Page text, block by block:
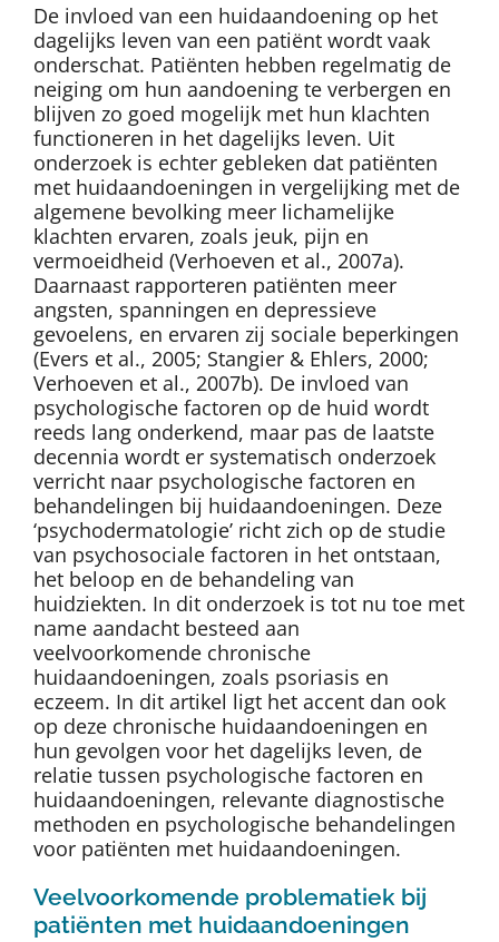
De invloed van een huidaandoening op het
dagelijks leven van een patiënt wordt vaak
onderschat. Patiënten hebben regelmatig de
neiging om hun aandoening te verbergen en
blijven zo goed mogelijk met hun klachten
functioneren in het dagelijks leven. Uit
onderzoek is echter gebleken dat patiënten
met huidaandoeningen in vergelijking met de
algemene bevolking meer lichamelijke
klachten ervaren, zoals jeuk, pijn en
vermoeidheid (Verhoeven et al., 2007a).
Daarnaast rapporteren patiënten meer
angsten, spanningen en depressieve
gevoelens, en ervaren zij sociale beperkingen
(Evers et al., 2005; Stangier & Ehlers, 2000;
Verhoeven et al., 2007b). De invloed van
psychologische factoren op de huid wordt
reeds lang onderkend, maar pas de laatste
decennia wordt er systematisch onderzoek
verricht naar psychologische factoren en
behandelingen bij huidaandoeningen. Deze
‘psychodermatologie’ richt zich op de studie
van psychosociale factoren in het ontstaan,
het beloop en de behandeling van
huidziekten. In dit onderzoek is tot nu toe met
name aandacht besteed aan
veelvoorkomende chronische
huidaandoeningen, zoals psoriasis en
eczeem. In dit artikel ligt het accent dan ook
op deze chronische huidaandoeningen en
hun gevolgen voor het dagelijks leven, de
relatie tussen psychologische factoren en
huidaandoeningen, relevante diagnostische
methoden en psychologische behandelingen
voor patiënten met huidaandoeningen.
Veelvoorkomende problematiek bij
patiënten met huidaandoeningen